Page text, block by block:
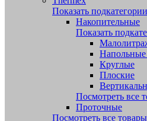
Показать подкатегории
Накопительные
Показать
Круглые
Плоские
Посмотреть все
Проточные
Посмотреть все товары